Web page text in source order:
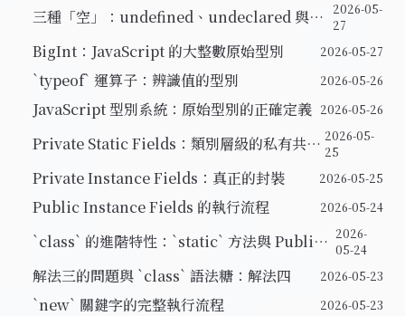
三種「空」：undefined、undeclared 與
2026-05-
27
BigInt：JavaScript 的大整數原始型別 2026-05-27
`typeof` 運算子：辨識值的型別 2026-05-26
JavaScript 型別系統：原始型別的正確定義 2026-05-26
Private Static Fields：類別層級的私有共享 2026-05-
25
Private Instance Fields：真正的封裝 2026-05-25
Public Instance Fields 的執行流程 2026-05-24
`class` 的進階特性：`static` 方法與 Public
2026-
05-24
解法三的問題與 `class` 語法糖：解法四 2026-05-23
`new` 關鍵字的完整執行流程 2026-05-23